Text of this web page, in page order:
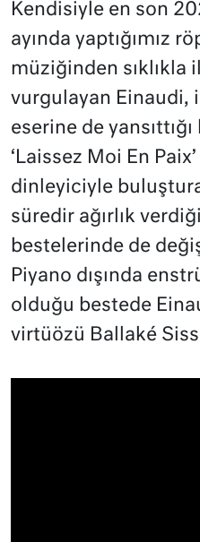
Kendisiyle en son
ayında yaptığımız
müziğinden sıklıkla
vurgulayan Einaudi,
eserine de
‘Laissez Moi En
dinleyiciyle
süredir ağırlık
bestelerinde de
Piyano dışında
olduğu bestede
virtüözü Ballaké